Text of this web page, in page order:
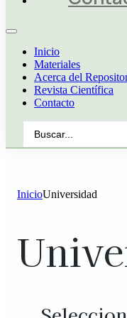
Inicio
Materiales
Acerca del
Revista Científica
Contacto
InicioUniversidad